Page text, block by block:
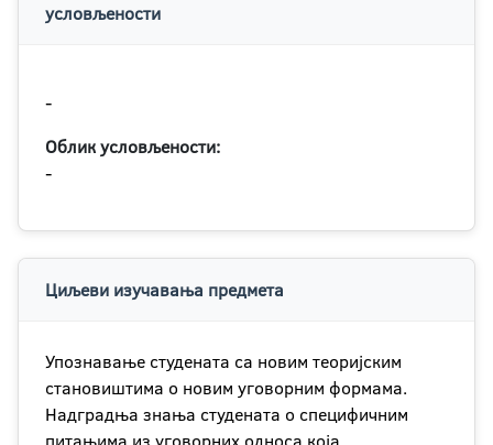
условљености
-
Облик условљености:
-
Циљеви изучавања предмета
Упознавање студената са новим теоријским
становиштима о новим уговорним формама.
Надградња знања студената о специфичним